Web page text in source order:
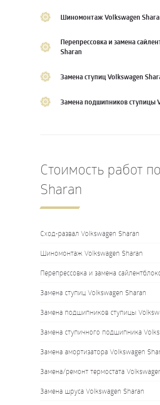
Шиномонтаж Volkswagen
Перепрессовка и замена
Sharan
Замена ступиц Volkswagen
Замена подшипников ступицы
Стоимость работ
Sharan
Сход-развал Volkswagen Sharan
Шиномонтаж Volkswagen Sharan
Перепрессовка и замена
Замена ступиц Volkswagen Sharan
Замена подшипников ступицы
Замена ступичного подшипника
Замена амортизатора Volkswagen
Замена/ремонт термостата
Замена шруса Volkswagen Sharan